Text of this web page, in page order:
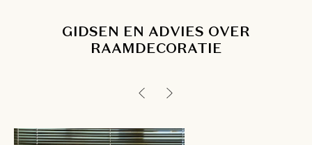
GIDSEN EN ADVIES OVER
RAAMDECORATIE